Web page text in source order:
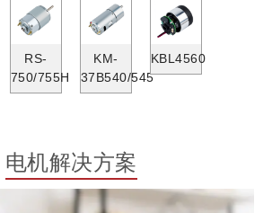
RS-
750/755H
KM-
37B540/545
KBL4560
电机解决方案